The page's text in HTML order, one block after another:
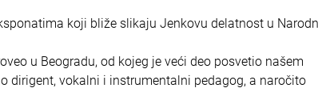
koji bliže slikaju Jenkovu delatnost u
u Beogradu, od kojeg je veći deo posvetio našem
dirigent, vokalni i instrumentalni pedagog, a naročito